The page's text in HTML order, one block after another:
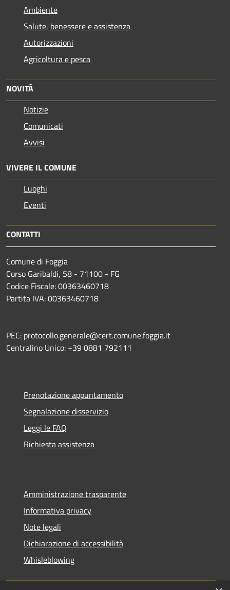
Ambiente
Salute, benessere e assistenza
Autorizzazioni
Agricoltura e pesca
NOVITÀ
Notizie
Comunicati
Avvisi
VIVERE IL COMUNE
Luoghi
Eventi
CONTATTI
Comune di Foggia
Corso Garibaldi, 58 - 71100 - FG
Codice Fiscale: 00363460718
Partita IVA: 00363460718
PEC: protocollo.generale@cert.comune.foggia.it
Centralino Unico: +39 0881 792111
Prenotazione appuntamento
Segnalazione disservizio
Leggi le FAQ
Richiesta assistenza
Amministrazione trasparente
Informativa privacy
Note legali
Dichiarazione di accessibilità
Whisleblowing